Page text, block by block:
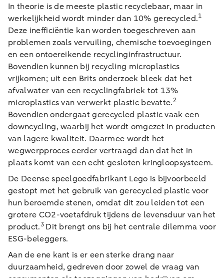
In theorie is de meeste plastic recyclebaar, maar in
werkelijkheid wordt minder dan 10% gerecycled.1
Deze inefficiëntie kan worden toegeschreven aan
problemen zoals vervuiling, chemische toevoegingen
en een ontoereikende recyclinginfrastructuur.
Bovendien kunnen bij recycling microplastics
vrijkomen; uit een Brits onderzoek bleek dat het
afvalwater van een recyclingfabriek tot 13%
microplastics van verwerkt plastic bevatte.2
Bovendien ondergaat gerecycled plastic vaak een
downcycling, waarbij het wordt omgezet in producten
van lagere kwaliteit. Daarmee wordt het
wegwerpproces eerder vertraagd dan dat het in
plaats komt van een echt gesloten kringloopsysteem.
De Deense speelgoedfabrikant Lego is bijvoorbeeld
gestopt met het gebruik van gerecycled plastic voor
hun beroemde stenen, omdat dit zou leiden tot een
grotere CO2-voetafdruk tijdens de levensduur van het
product.3 Dit brengt ons bij het centrale dilemma voor
ESG-beleggers.
Aan de ene kant is er een sterke drang naar
duurzaamheid, gedreven door zowel de vraag van